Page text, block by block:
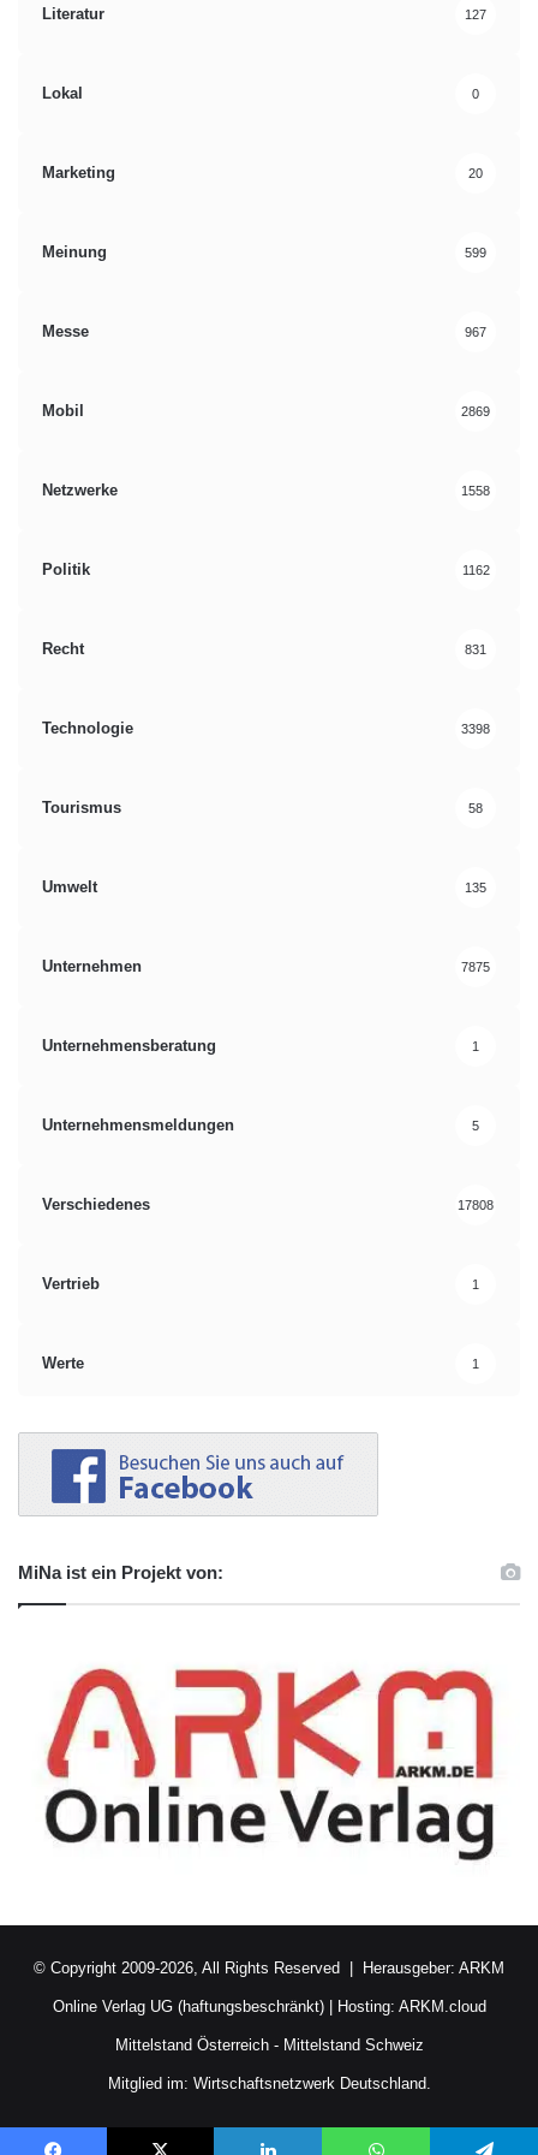
Literatur 127
Lokal 0
Marketing 20
Meinung 599
Messe 967
Mobil 2869
Netzwerke 1558
Politik 1162
Recht 831
Technologie 3398
Tourismus 58
Umwelt 135
Unternehmen 7875
Unternehmensberatung 1
Unternehmensmeldungen 5
Verschiedenes 17808
Vertrieb 1
Werte 1
MiNa ist ein Projekt von:
© Copyright 2009-2026, All Rights Reserved | Herausgeber: ARKM
Online Verlag UG (haftungsbeschränkt)| Hosting: ARKM.cloud
Mittelstand Österreich- Mittelstand Schweiz
Mitglied im: Wirtschaftsnetzwerk Deutschland.